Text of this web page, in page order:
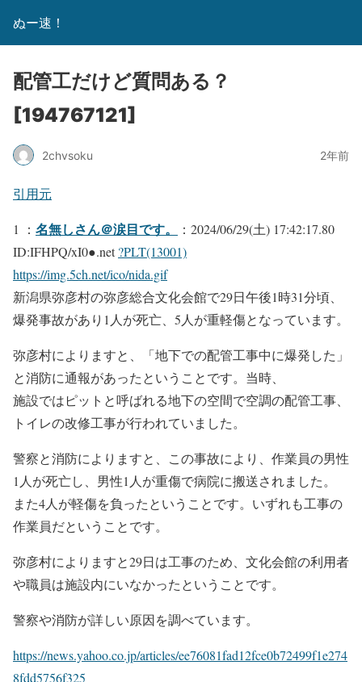
ぬー速！
配管工だけど質問ある？
[194767121]
2chvsoku 2年前
引用元
1 ： 名無しさん＠涙目です。
：2024/06/29(土) 17:42:17.80
ID:IFHPQ/xI0●.net?PLT(13001)
https://img.5ch.net/ico/nida.gif
新潟県弥彦村の弥彦総合文化会館で29日午後1時31分頃、
爆発事故があり1人が死亡、5人が重軽傷となっています。
弥彦村によりますと、「地下での配管工事中に爆発した」
と消防に通報があったということです。当時、
施設ではピットと呼ばれる地下の空間で空調の配管工事、
トイレの改修工事が行われていました。
警察と消防によりますと、この事故により、作業員の男性
1人が死亡し、男性1人が重傷で病院に搬送されました。
また4人が軽傷を負ったということです。いずれも工事の
作業員だということです。
弥彦村によりますと29日は工事のため、文化会館の利用者
や職員は施設内にいなかったということです。
警察や消防が詳しい原因を調べています。
https://news.yahoo.co.jp/articles/ee76081fad12fce0b72499f1e274
8fdd5756f325